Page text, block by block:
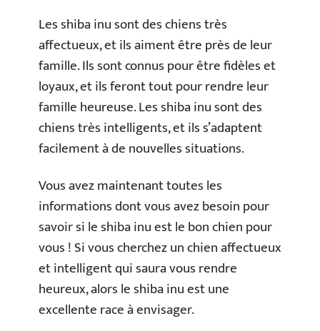
Les shiba inu sont des chiens très
affectueux, et ils aiment être près de leur
famille. Ils sont connus pour être fidèles et
loyaux, et ils feront tout pour rendre leur
famille heureuse. Les shiba inu sont des
chiens très intelligents, et ils s’adaptent
facilement à de nouvelles situations.
Vous avez maintenant toutes les
informations dont vous avez besoin pour
savoir si le shiba inu est le bon chien pour
vous ! Si vous cherchez un chien affectueux
et intelligent qui saura vous rendre
heureux, alors le shiba inu est une
excellente race à envisager.